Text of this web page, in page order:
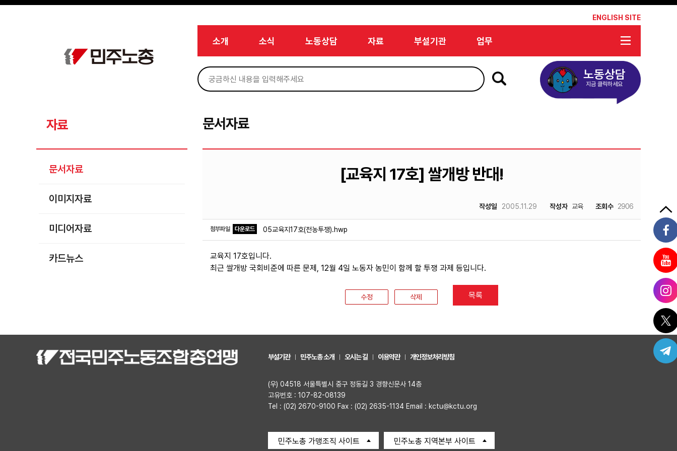
메뉴 건너뛰기
ENGLISH SITE
소개 소식 노동상담 자료 부설기관 업무
노동상담
지금 클릭하세요
자료
문서자료
이미지자료
미디어자료
카드뉴스
문서자료
[교육지 17호] 쌀개방 반대!
작성일 2005.11.29 작성자 교육 조회수 2906
첨부파일 다운로드 05교육지17호(전농투쟁).hwp
교육지 17호입니다.
최근 쌀개방 국회비준에 따른 문제, 12월 4일 노동자 농민이 함께 할 투쟁 과제 등입니다.
수정 삭제 목록
부설기관 민주노총 소개 오시는 길 이용약관 개인정보처리방침
(우) 04518 서울특별시 중구 정동길 3 경향신문사 14층
고유번호 : 107-82-08139
Tel : (02) 2670-9100 Fax : (02) 2635-1134 Email : kctu@kctu.org
민주노총 가맹조직 사이트 민주노총 지역본부 사이트
Sketchbook5, 스케치북5
Sketchbook5, 스케치북5